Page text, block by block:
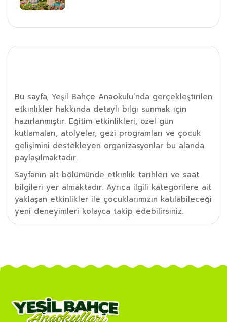
Bu sayfa, Yeşil Bahçe Anaokulu’nda gerçekleştirilen
etkinlikler hakkında detaylı bilgi sunmak için
hazırlanmıştır. Eğitim etkinlikleri, özel gün
kutlamaları, atölyeler, gezi programları ve çocuk
gelişimini destekleyen organizasyonlar bu alanda
paylaşılmaktadır.
Sayfanın alt bölümünde etkinlik tarihleri ve saat
bilgileri yer almaktadır. Ayrıca ilgili kategorilere ait
yaklaşan etkinlikler ile çocuklarımızın katılabileceği
yeni deneyimleri kolayca takip edebilirsiniz.